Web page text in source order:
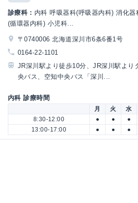
診療科： 内科 呼吸器科(呼吸器内科) 消化
(循環器内科) 小児科...
〒0740006 北海道深川市6条6番1号
0164-22-1101
JR深川駅より徒歩10分、JR深川駅より
央バス、空知中央バス「深川...
内科 診療時間
月 火 水
8:30-12:00
● ● ●
13:00-17:00
● ● ●